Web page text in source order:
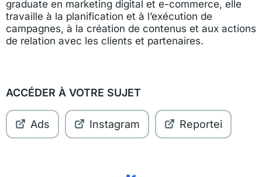
graduate en marketing digital et e-commerce, elle
travaille à la planification et à l’exécution de
campagnes, à la création de contenus et aux actions
de relation avec les clients et partenaires.
ACCÉDER À VOTRE SUJET
Ads Instagram Reportei